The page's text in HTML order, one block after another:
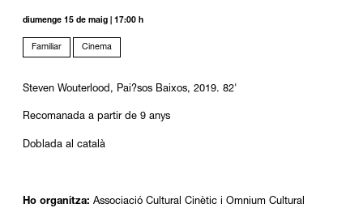
diumenge 15 de maig 17:00 h
Familiar Cinema
Steven Wouterlood, Pai?sos Baixos, 2019. 82'
Recomanada a partir de 9 anys
Doblada al català
Ho organitza: Associació Cultural Cinètic i Omnium Cultural